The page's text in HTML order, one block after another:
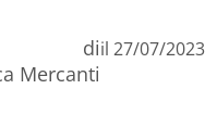
di
Mercanti
il 27/07/2023